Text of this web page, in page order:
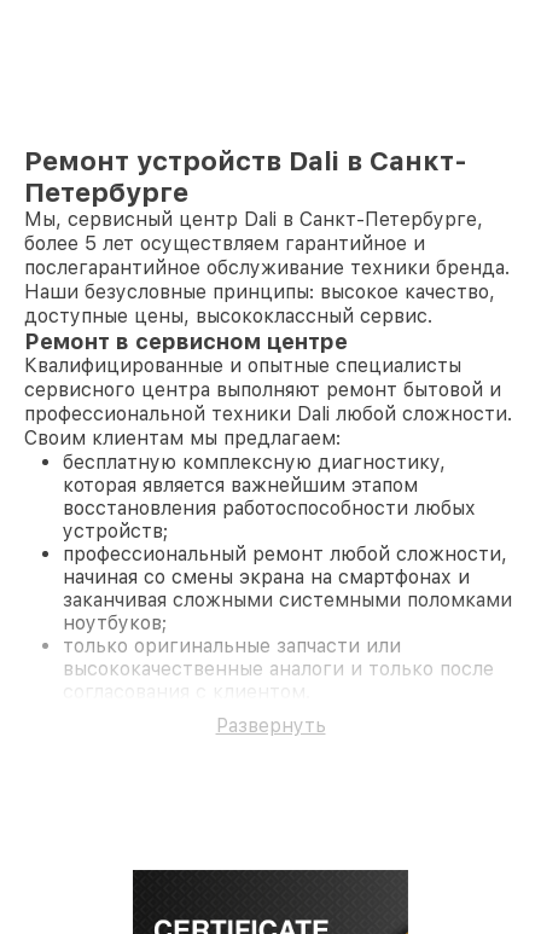
Ремонт устройств Dali в Санкт-
Петербурге
Мы, сервисный центр Dali в Санкт-Петербурге,
более 5 лет осуществляем гарантийное и
послегарантийное обслуживание техники бренда.
Наши безусловные принципы: высокое качество,
доступные цены, высококлассный сервис.
Ремонт в сервисном центре
Квалифицированные и опытные специалисты
сервисного центра выполняют ремонт бытовой и
профессиональной техники Dali любой сложности.
Своим клиентам мы предлагаем:
бесплатную комплексную диагностику,
которая является важнейшим этапом
восстановления работоспособности любых
устройств;
профессиональный ремонт любой сложности,
начиная со смены экрана на смартфонах и
заканчивая сложными системными поломками
ноутбуков;
только оригинальные запчасти или
высококачественные аналоги и только после
согласования с клиентом.
На все работы и замененные комплектующие
предоставляется длительная гарантия. В случае
Развернуть